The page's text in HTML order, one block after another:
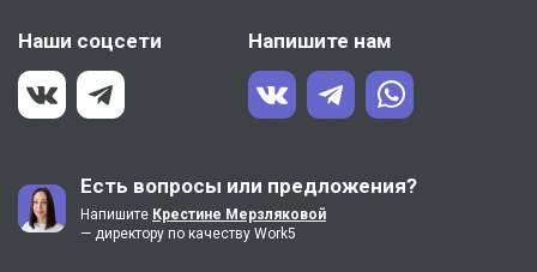
Наши соцсети Напишите нам
Есть вопросы или предложения?
Напишите Крестине Мерзляковой
— директору по качеству Work5